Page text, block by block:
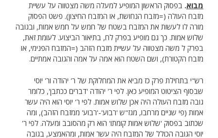
מבוא. בפסוק הראשון המופיע למעלה משה מצטווה על עשיית
מזבח העולה (=מזבח הנחושת, או המזבח החיצון). פשט הפסוק
מורה לו לעשות את המזבח בשטח של חמש על חמש אמות, ובגובה
שלוש אמות. כך גם מופיע בפרק לח, בתיאור הביצוע. לעומת זאת,
בפרק ל משה מצטווה על עשיית מזבח הזהב (=המזבח הפנימי, או
מזבח הקטורת), ושם השטח הוא אמה על אמה והגובה אמתיים.
רש"י בתחילת פרק כז מביא את המחלוקת של ר' יהודה ור' יוסי
שבסוף הציטוט המופיע כאן. לפי ר' יהודה 'דברים ככתבן', כלומר
גובה מזבח העולה היה אכן שלוש אמות. לפי ר' יוסי הוא היה עשר
אמות (פי שניים מרחבו, מגז"ש 'רבוע'-'רבוע' ממזבח הזהב), ומה
שכתוב בפסוק 'שלוש אמות קומתו' הוא רק מהסובב ומעלה. לפי ר'
יוסי הגובה הכולל של המזבח היה עשר אמות, ומהאמצע, בגובה